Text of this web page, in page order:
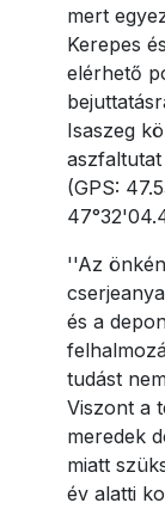
mert
Kerepes
elérhető
Isaszeg
(GPS:
''Az
és a
tudást
Viszont a
meredek
miatt
év alatti